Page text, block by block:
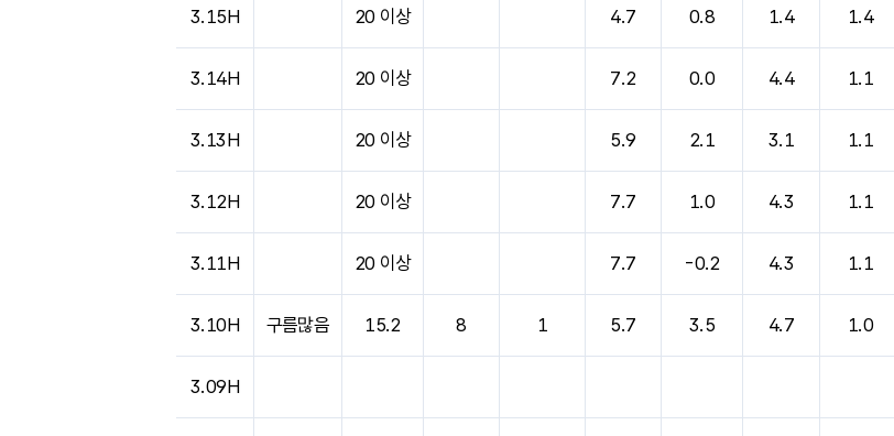
3.15H 20 이상 4.7 0.8 1.4 1.4
3.14H 20 이상 7.2 0.0 4.4 1.1
3.13H 20 이상 5.9 2.1 3.1 1.1
3.12H 20 이상 7.7 1.0 4.3 1.1
3.11H 20 이상 7.7 -0.2 4.3 1.1
3.10H 구름많음 15.2 8 1 5.7 3.5 4.7 1.0
3.09H